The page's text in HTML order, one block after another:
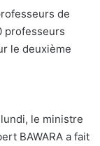
de
professeurs
le deuxième
le ministre
BAWARA a fait